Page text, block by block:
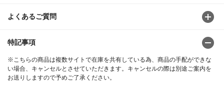
よくあるご質問
特記事項
※こちらの商品は複数サイトで在庫を共有している為、商品の手配ができな
い場合、キャンセルとさせていただきます。キャンセルの際は別途ご案内を
お送りしますので予めご了承ください。